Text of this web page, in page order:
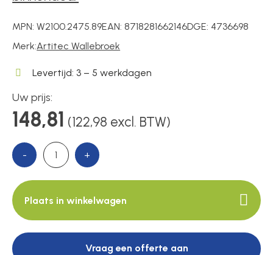
Over ons
MPN:W2100.2475.89EAN:8718281662146DGE: 4736698
Merk:Artitec Wallebroek
Levertijd: 3 – 5 werkdagen
Uw prijs:
148,81 (122,98 excl. BTW)
- +
Plaats in winkelwagen
Vraag een offerte aan